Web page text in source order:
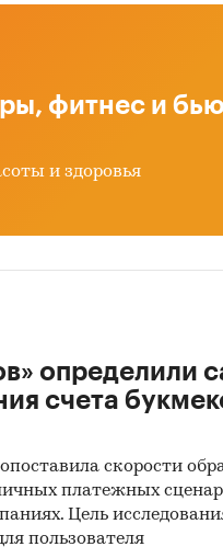
Представлена
детализацией в
*Данные после января
Евразийского
кальция
ФЗ и 223-ФЗ за период
которых был
или планирующих
фитнес и
и здоровья
определили
счета
скорости
платежных
Цель
пользователя